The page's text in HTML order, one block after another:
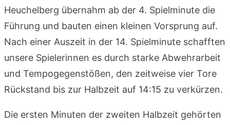
Heuchelberg übernahm ab der 4. Spielminute die
Führung und bauten einen kleinen Vorsprung auf.
Nach einer Auszeit in der 14. Spielminute schafften
unsere Spielerinnen es durch starke Abwehrarbeit
und Tempogegenstößen, den zeitweise vier Tore
Rückstand bis zur Halbzeit auf 14:15 zu verkürzen.
Die ersten Minuten der zweiten Halbzeit gehörten